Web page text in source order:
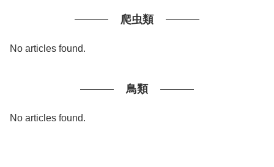
爬虫類
No articles found.
鳥類
No articles found.